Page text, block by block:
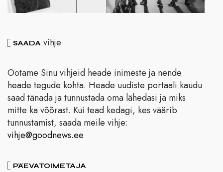
SAADA vihje
Ootame Sinu vihjeid heade inimeste ja nende
heade tegude kohta. Heade uudiste portaali kaudu
saad tänada ja tunnustada oma lähedasi ja miks
mitte ka võõrast. Kui tead kedagi, kes väärib
tunnustamist, saada meile vihje:
vihje@goodnews.ee
PÄEVATOIMETAJA